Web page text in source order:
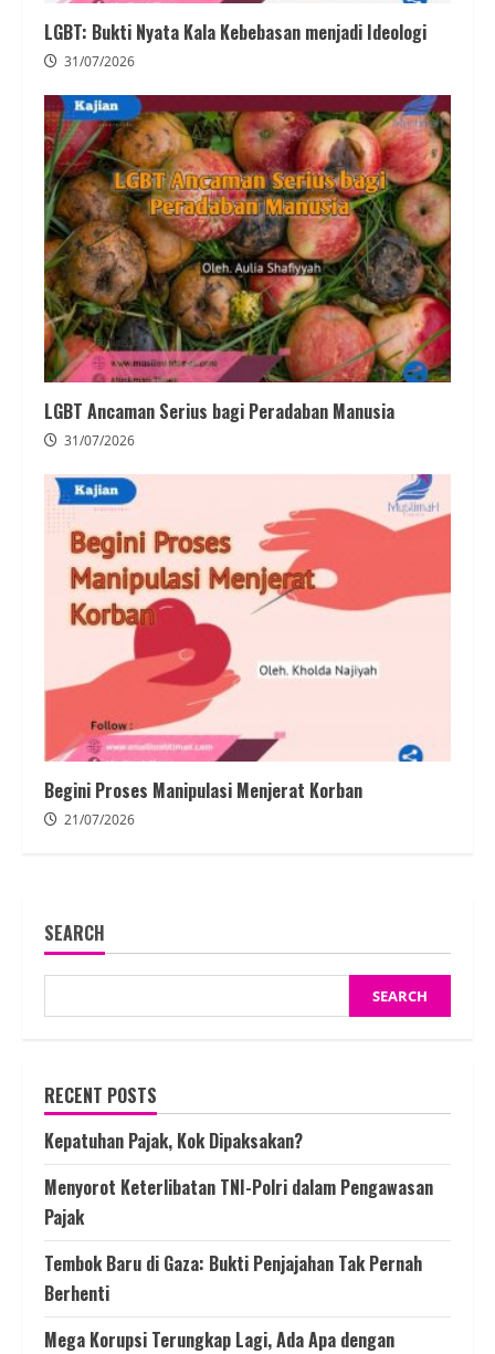
LGBT: Bukti Nyata Kala Kebebasan menjadi Ideologi
31/07/2026
LGBT Ancaman Serius bagi Peradaban Manusia
31/07/2026
Begini Proses Manipulasi Menjerat Korban
21/07/2026
SEARCH
SEARCH
RECENT POSTS
Kepatuhan Pajak, Kok Dipaksakan?
Menyorot Keterlibatan TNI-Polri dalam Pengawasan
Pajak
Tembok Baru di Gaza: Bukti Penjajahan Tak Pernah
Berhenti
Mega Korupsi Terungkap Lagi, Ada Apa dengan